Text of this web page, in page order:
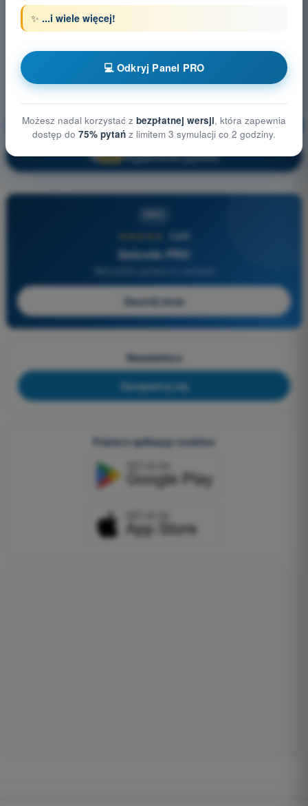
Ograniczenia przestrzeni powietrznej Trening!
🔒 PRO Wyjaśnienie pytania
4,6/5
Quizvds PRO
Zacznij teraz
Newslettera
Zarejestruj się
Pobierz aplikacje mobilne
✨ ...i wiele więcej!
💻 Odkryj Panel PRO
Możesz nadal korzystać z bezpłatnej wersji, która zapewnia
dostęp do 75% pytań z limitem 3 symulacji co 2 godziny.